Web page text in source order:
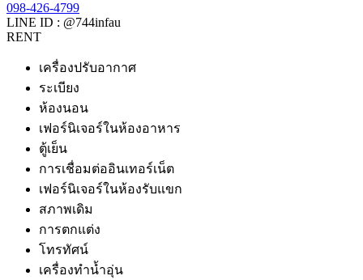
098-426-4799​
LINE ID : @744infau
RENT
เครื่องปรับอากาศ
ระเบียง
ห้องนอน
เฟอร์นิเจอร์ในห้องอาหาร
ตู้เย็น
การเชื่อมต่ออินเทอร์เน็ต
เฟอร์นิเจอร์ในห้องรับแขก
สภาพเดิม
การตกแต่ง
โทรทัศน์
เครื่องทำน้ำอุ่น